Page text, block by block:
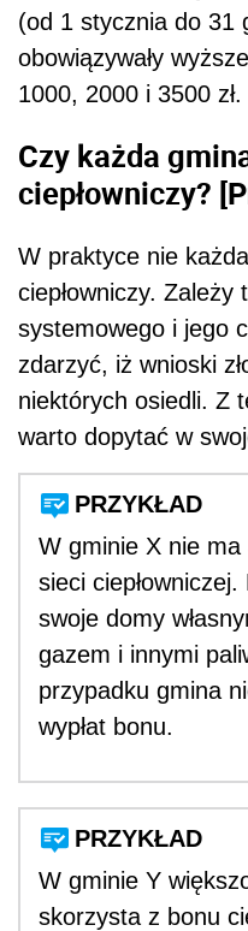
(od 1 stycznia do 31
obowiązywały
1000, 2000 i 3500 zł.
Czy każda
ciepłowniczy?
W praktyce nie
ciepłowniczy. Zależy
systemowego i jego
zdarzyć, iż wnioski
niektórych osiedli. Z
warto dopytać w
PRZYKŁAD
W gminie X nie
sieci
swoje domy
gazem i innymi
przypadku gmina
wypłat bonu.
PRZYKŁAD
W gminie Y
skorzysta z bonu